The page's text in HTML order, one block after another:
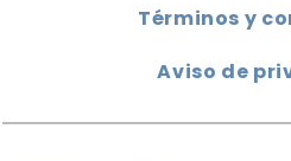
Términos y
Aviso de